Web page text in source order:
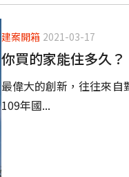
建案開箱 2021-03-17
你買的家能住多久
最偉大的創新，往往來
109年國...